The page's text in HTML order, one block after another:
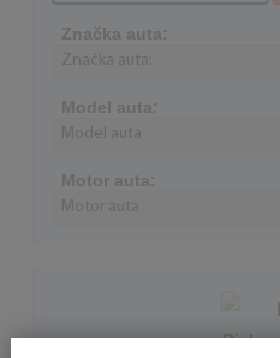
Značka auta:
Model auta:
Motor auta:
Priemer disku: